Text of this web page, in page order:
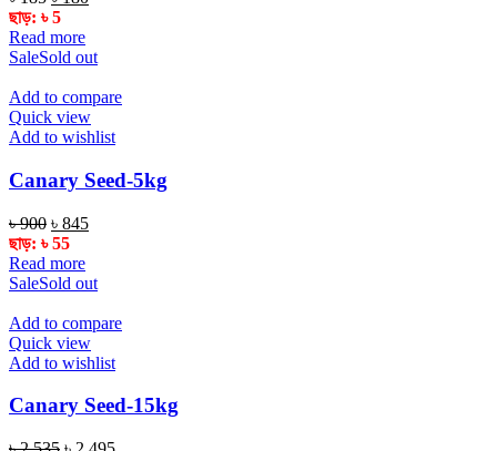
price
was:
৳ 185.৳ 180.
ছাড়: ৳5
Read more
SaleSold out
Add to compare
Quick view
Add to wishlist
Canary Seed-5kg
৳900 Original
price
was:
৳ 900.
৳ 845Current
৳ 845.
ছাড়: ৳55
Read more
SaleSold out
Add to compare
Quick view
Add to wishlist
Canary Seed-15kg